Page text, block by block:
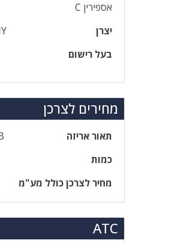
אספירין C
יצרן
בעל רישום
מחירים לצרכן
תאור אריזה
כמות
מחיר לצרכן כולל מע"מ
ATC